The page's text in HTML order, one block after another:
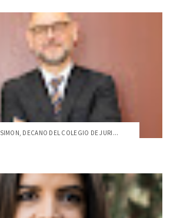
DECANO DEL COLEGIO DE JURI...